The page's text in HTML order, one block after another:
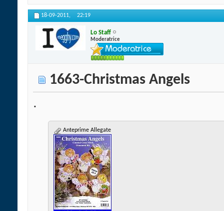
18-09-2011, 22:19
Lo Staff
Moderatrice
1663-Christmas Angels
.
Anteprime Allegate